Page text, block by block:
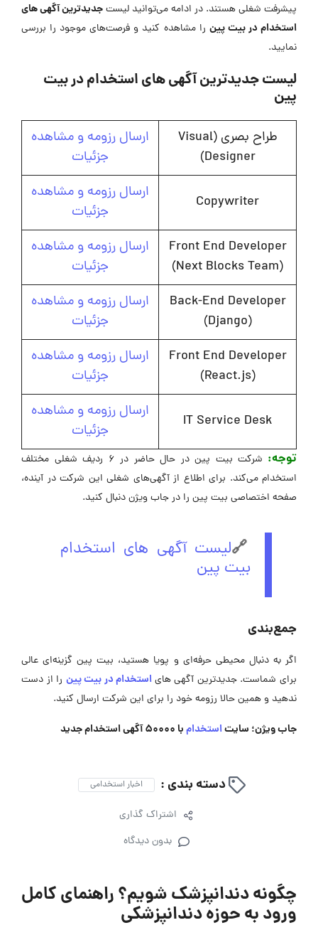
پیشرفت شغلی هستند. در ادامه می‌توانید لیستجدیدترین آگهی های
استخدام در بیت پین را مشاهده کنید و فرصت‌های موجود را بررسی
نمایید.
لیست جدیدترین آگهی های استخدام در بیت
پین
طراح بصری (Visual
Designer)
ارسال رزومه و مشاهده
جزئیات
Copywriter
ارسال رزومه و مشاهده
جزئیات
Front End Developer
(Next Blocks Team)
ارسال رزومه و مشاهده
جزئیات
Back-End Developer
(Django)
ارسال رزومه و مشاهده
جزئیات
Front End Developer
(React.js)
ارسال رزومه و مشاهده
جزئیات
IT Service Desk
ارسال رزومه و مشاهده
جزئیات
توجه:
شرکت بیت پین در حال حاضر در ۶ ردیف شغلی مختلف
استخدام می‌کند. برای اطلاع از آگهی‌های شغلی این شرکت در آینده،
صفحه اختصاصی بیت پین را در جاب ویژن دنبال کنید.
🔗لیست آگهی های استخدام
بیت پین
جمع‌بندی
اگر به دنبال محیطی حرفه‌ای و پویا هستید، بیت پین گزینه‌ای عالی
برای شماست. جدیدترین آگهی هایاستخدام در بیت پین را از دست
ندهید و همین حالا رزومه خود را برای این شرکت ارسال کنید.
جاب ویژن؛ سایتاستخدامبا 50000 آگهی استخدام جدید
دسته بندی : اخبار استخدامی
اشتراک گذاری
بدون دیدگاه
چگونه دندانپزشک شویم؟ راهنمای کامل
ورود به حوزه دندانپزشکی